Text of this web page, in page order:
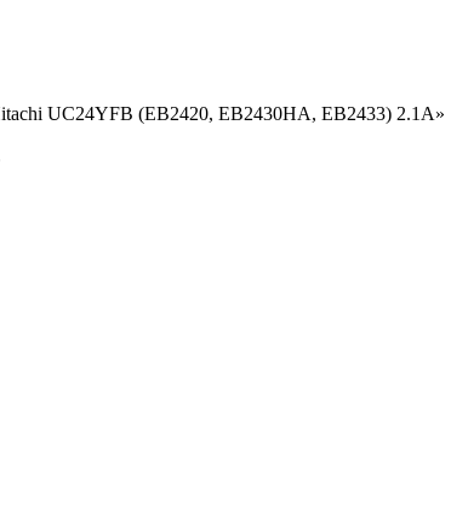
UC24YFB (EB2420, EB2430HA, EB2433) 2.1A»